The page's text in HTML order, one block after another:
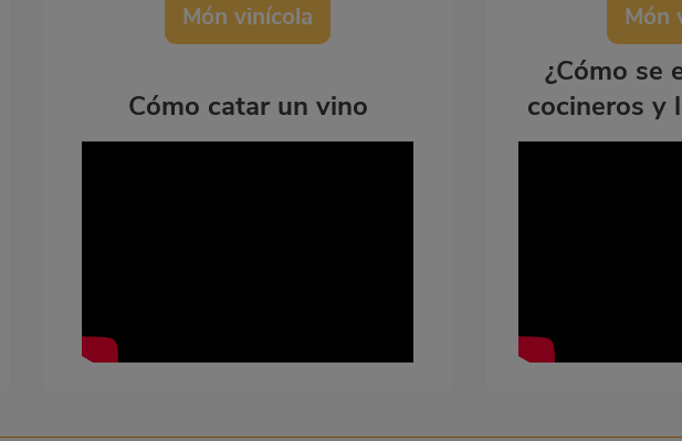
Món vinícola
Cómo catar un vino
Món
¿Cómo se
cocineros y